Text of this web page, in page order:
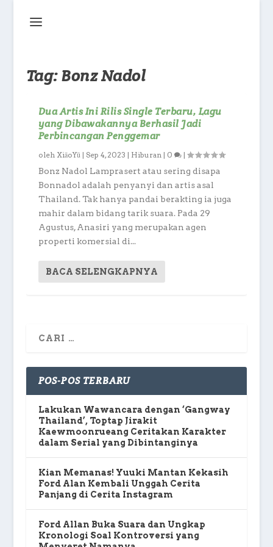
Tag:Bonz Nadol
Dua Artis Ini Rilis Single Terbaru, Lagu
yang Dibawakannya Berhasil Jadi
Perbincangan Penggemar
oleh XiāoYū| Sep 4, 2023 | Hiburan| 0 |
Bonz Nadol Lamprasert atau sering disapa
Bonnadol adalah penyanyi dan artis asal
Thailand. Tak hanya pandai berakting ia juga
mahir dalam bidang tarik suara. Pada 29
Agustus, Anasiri yang merupakan agen
properti komersial di...
BACA SELENGKAPNYA
POS-POS TERBARU
Lakukan Wawancara dengan ‘Gangway
Thailand’, Toptap Jirakit
Kaewmoonrueang Ceritakan Karakter
dalam Serial yang Dibintanginya
Kian Memanas! Yuuki Mantan Kekasih
Ford Alan Kembali Unggah Cerita
Panjang di Cerita Instagram
Ford Allan Buka Suara dan Ungkap
Kronologi Soal Kontroversi yang